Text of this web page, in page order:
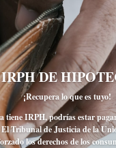
IRPH DE
¡Recupera lo que es tuyo!
tiene IRPH, podrías estar
El Tribunal de Justicia de la
los derechos de los